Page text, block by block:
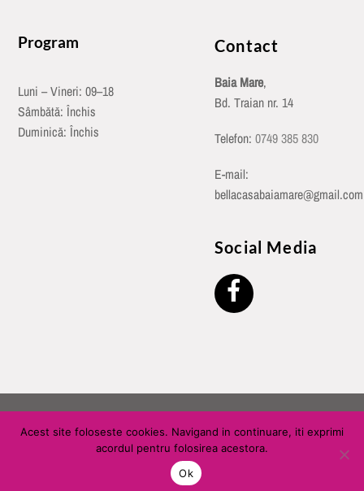
Program
Luni – Vineri: 09–18
Sâmbătă: Închis
Duminică: Închis
Contact
Baia Mare,
Bd. Traian nr. 14
Telefon: 0749 385 830
E-mail:
bellacasabaiamare@gmail.com
Social Media
©Bella Casa Baia Mare 2026
Acest site foloseste cookies. Navigand in continuare, iti exprimi
acordul pentru folosirea acestora.
Ok